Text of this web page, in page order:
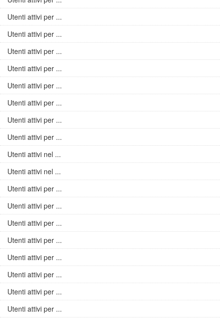
Utenti attivi per ...
Utenti attivi per ...
Utenti attivi per ...
Utenti attivi per ...
Utenti attivi per ...
Utenti attivi per ...
Utenti attivi per ...
Utenti attivi per ...
Utenti attivi nel ...
Utenti attivi nel ...
Utenti attivi per ...
Utenti attivi per ...
Utenti attivi per ...
Utenti attivi per ...
Utenti attivi per ...
Utenti attivi per ...
Utenti attivi per ...
Utenti attivi per ...